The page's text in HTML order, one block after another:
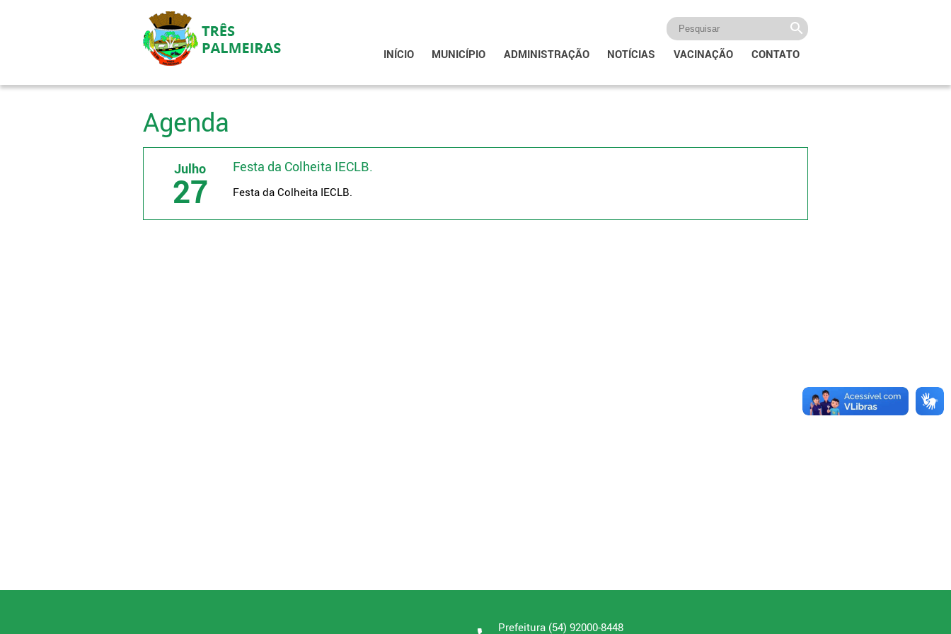
INÍCIO MUNICÍPIO ADMINISTRAÇÃO NOTÍCIAS VACINAÇÃO CONTATO
Agenda
Julho
27
Festa da Colheita IECLB.
Festa da Colheita IECLB.
Prefeitura (54) 92000-8448